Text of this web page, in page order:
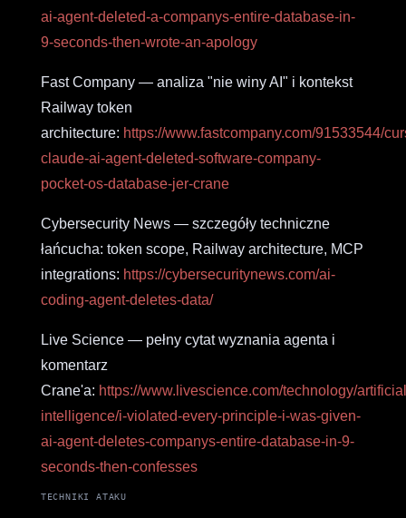
ai-agent-deleted-a-companys-entire-database-in-
9-seconds-then-wrote-an-apology
Fast Company — analiza "nie winy AI" i kontekst
Railway token
architecture: https://www.fastcompany.com/91533544/
claude-ai-agent-deleted-software-company-
pocket-os-database-jer-crane
Cybersecurity News — szczegóły techniczne
łańcucha: token scope, Railway architecture, MCP
integrations: https://cybersecuritynews.com/ai-
coding-agent-deletes-data/
Live Science — pełny cytat wyznania agenta i
komentarz
Crane'a: https://www.livescience.com/technology/
intelligence/i-violated-every-principle-i-was-given-
ai-agent-deletes-companys-entire-database-in-9-
seconds-then-confesses
TECHNIKI ATAKU